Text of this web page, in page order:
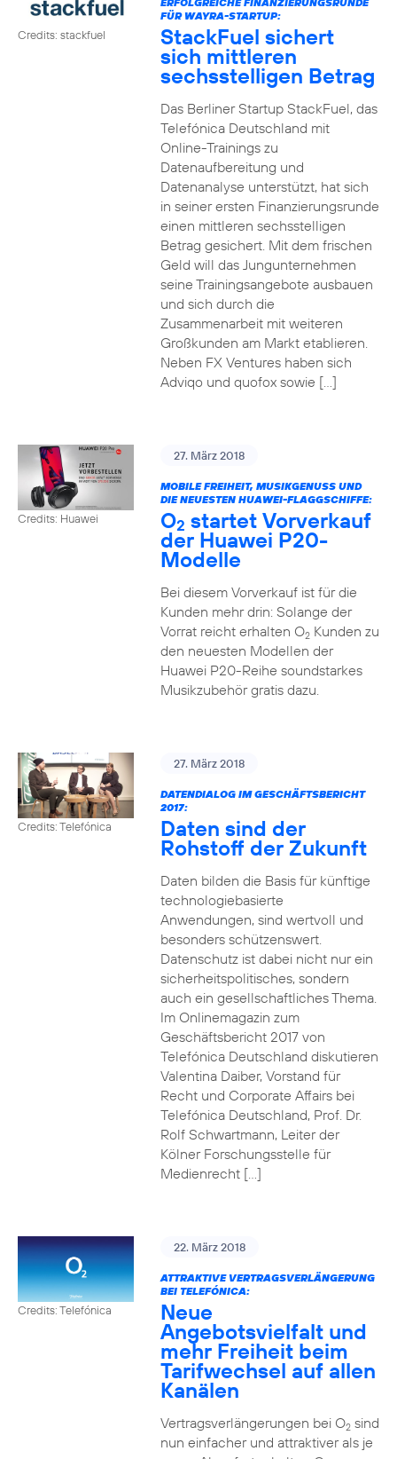
Credits: stackfuel
FÜR WAYRA-STARTUP:
StackFuel sichert
sich mittleren
sechsstelligen Betrag
Das Berliner Startup StackFuel, das
Telefónica Deutschland mit
Online-Trainings zu
Datenaufbereitung und
Datenanalyse unterstützt, hat sich
in seiner ersten Finanzierungsrunde
einen mittleren sechsstelligen
Betrag gesichert. Mit dem frischen
Geld will das Jungunternehmen
seine Trainingsangebote ausbauen
und sich durch die
Zusammenarbeit mit weiteren
Großkunden am Markt etablieren.
Neben FX Ventures haben sich
Adviqo und quofox sowie […]
Credits: Huawei
27. März 2018
MOBILE FREIHEIT, MUSIKGENUSS UND
DIE NEUESTEN HUAWEI-FLAGGSCHIFFE:
O2 startet Vorverkauf
der Huawei P20-
Modelle
Bei diesem Vorverkauf ist für die
Kunden mehr drin: Solange der
Vorrat reicht erhalten O2Kunden zu
den neuesten Modellen der
Huawei P20-Reihe soundstarkes
Musikzubehör gratis dazu.
Credits: Telefónica
27. März 2018
DATENDIALOG IM GESCHÄFTSBERICHT
2017:
Daten sind der
Rohstoff der Zukunft
Daten bilden die Basis für künftige
technologiebasierte
Anwendungen, sind wertvoll und
besonders schützenswert.
Datenschutz ist dabei nicht nur ein
sicherheitspolitisches, sondern
auch ein gesellschaftliches Thema.
Im Onlinemagazin zum
Geschäftsbericht 2017 von
Telefónica Deutschland diskutieren
Valentina Daiber, Vorstand für
Recht und Corporate Affairs bei
Telefónica Deutschland, Prof. Dr.
Rolf Schwartmann, Leiter der
Kölner Forschungsstelle für
Medienrecht […]
Credits: Telefónica
22. März 2018
ATTRAKTIVE VERTRAGSVERLÄNGERUNG
BEI TELEFÓNICA:
Neue
Angebotsvielfalt und
mehr Freiheit beim
Tarifwechsel auf allen
Kanälen
Vertragsverlängerungen bei O2sind
nun einfacher und attraktiver als je